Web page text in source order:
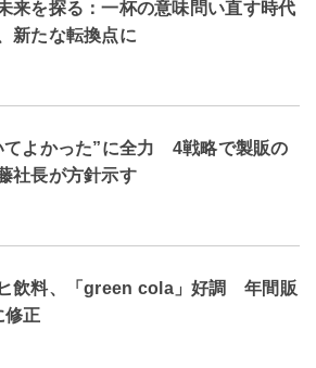
来を探る：一杯の意味問い直す時代
新たな転換点に
てよかった”に全力 4戦略で製販の
社長が方針示す
ヒ飲料、「green cola」好調 年間販
修正